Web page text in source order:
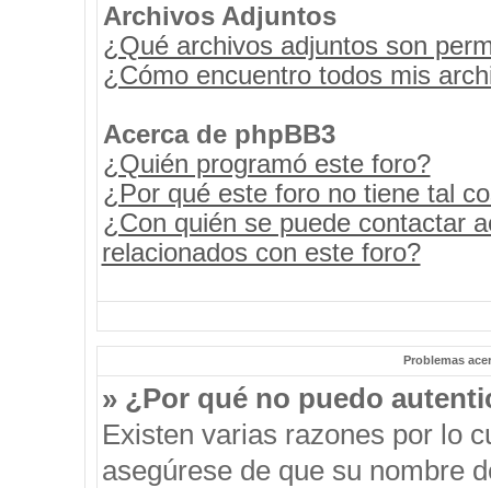
Archivos Adjuntos
¿Qué archivos adjuntos son
¿Cómo encuentro todos mis
Acerca de phpBB3
¿Quién programó este foro?
¿Por qué este foro no tiene tal
¿Con quién se puede contactar
relacionados con este foro?
Problemas
» ¿Por qué no puedo
Existen varias razones por lo
asegúrese de que su nombre